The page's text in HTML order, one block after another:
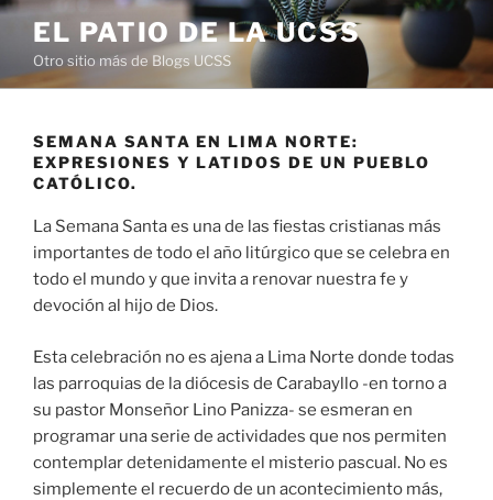
Saltar
contenido
EL PATIO DE LA UCSS
Otro sitio más de Blogs UCSS
SEMANA SANTA EN LIMA NORTE:
EXPRESIONES Y LATIDOS DE UN PUEBLO
CATÓLICO.
La Semana Santa es una de las fiestas cristianas más
importantes de todo el año litúrgico que se celebra en
todo el mundo y que invita a renovar nuestra fe y
devoción al hijo de Dios.
Esta celebración no es ajena a Lima Norte donde todas
las parroquias de la diócesis de Carabayllo -en torno a
su pastor Monseñor Lino Panizza- se esmeran en
programar una serie de actividades que nos permiten
contemplar detenidamente el misterio pascual. No es
simplemente el recuerdo de un acontecimiento más,